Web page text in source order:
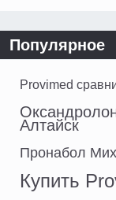
Популярное
Provimed
Алтайск
Пронабол
Купить